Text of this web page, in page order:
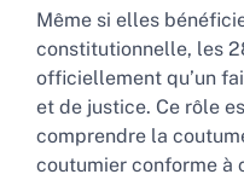
Texte
Bibliographie
Illustrations
Citer cet article
Auteur
Même si elles
constitutionnelle, les
officiellement qu’un
et de justice. Ce rôle
comprendre la
coutumier conforme à